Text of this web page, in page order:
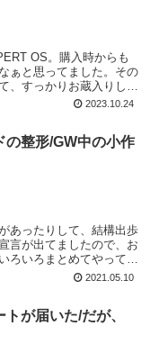
OS。購入時からも
ぁと思ってました。その
、すっかりお蔵入りして
2023.10.24
の整形/GW中の小作
あったりして、結構出歩
言が出てましたので、お
ろいろまとめてやってお
。今回はネック...2021.05.10
が届いた/だが、